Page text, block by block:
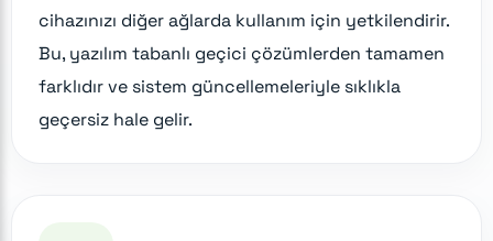
cihazınızı diğer ağlarda kullanım için yetkilendirir.
Bu, yazılım tabanlı geçici çözümlerden tamamen
farklıdır ve sistem güncellemeleriyle sıklıkla
geçersiz hale gelir.